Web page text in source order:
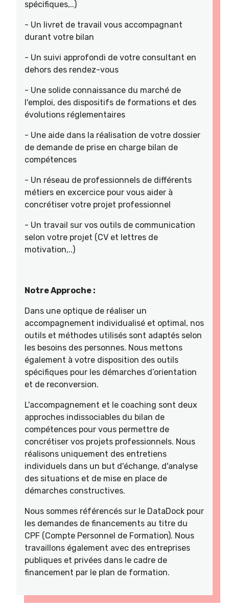
spécifiques,..)
- Un livret de travail vous accompagnant
durant votre bilan
- Un suivi approfondi de votre consultant en
dehors des rendez-vous
- Une solide connaissance du marché de
l'emploi, des dispositifs de formations et des
évolutions réglementaires
- Une aide dans la réalisation de votre dossier
de demande de prise en charge bilan de
compétences
- Un réseau de professionnels de différents
métiers en excercice pour vous aider à
concrétiser votre projet professionnel
- Un travail sur vos outils de communication
selon votre projet (CV et lettres de
motivation,..)
Notre Approche :
Dans une optique de réaliser un
accompagnement individualisé et optimal, nos
outils et méthodes utilisés sont adaptés selon
les besoins des personnes. Nous mettons
également à votre disposition des outils
spécifiques pour les démarches d’orientation
et de reconversion.
L'accompagnement et le coaching sont deux
approches indissociables du bilan de
compétences pour vous permettre de
concrétiser vos projets professionnels. Nous
réalisons uniquement des entretiens
individuels dans un but d'échange, d'analyse
des situations et de mise en place de
démarches constructives.
Nous sommes référencés sur le DataDock pour
les demandes de financements au titre du
CPF (Compte Personnel de Formation). Nous
travaillons également avec des entreprises
publiques et privées dans le cadre de
financement par le plan de formation.